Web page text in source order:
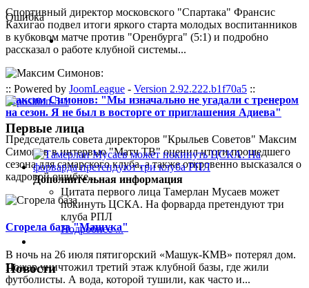
Спортивный директор московского "Спартака" Франсис
Кахигао подвел итоги яркого старта молодых воспитанников
в кубковом матче против "Оренбурга" (5:1) и подробно
рассказал о работе клубной системы...
Максим Симонов: "Мы изначально не угадали с тренером
на сезон. Я не был в восторге от приглашения Адиева"
Председатель совета директоров "Крыльев Советов" Максим
Симонов в интервью "Матч ТВ" оценил итоги прошедшего
сезона для самарского клуба, а также откровенно высказался о
кадровой ошибке...
Сгорела база "Машука"
В ночь на 26 июля пятигорский «Машук-КМВ» потерял дом.
Пожар уничтожил третий этаж клубной базы, где жили
футболисты. А вода, которой тушили, как часто и...
Ошибка
:: Powered by JoomLeague - Version 2.92.222.b1f70a5 ::
Первые лица
Дополнительная информация
Цитата первого лица Тамерлан Мусаев может
покинуть ЦСКА. На форварда претендуют три
клуба РПЛ
Подробнее ...
Новости